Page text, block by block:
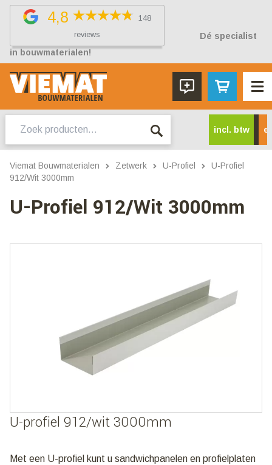
4,8
148
reviews
Dé specialist
in bouwmaterialen!
naar:
incl. btw
Viemat Bouwmaterialen Zetwerk U-Profiel
U-Profiel
912/Wit 3000mm
U-Profiel 912/Wit 3000mm
U-profiel 912/wit 3000mm
Met een U-profiel kunt u sandwichpanelen en profielplaten